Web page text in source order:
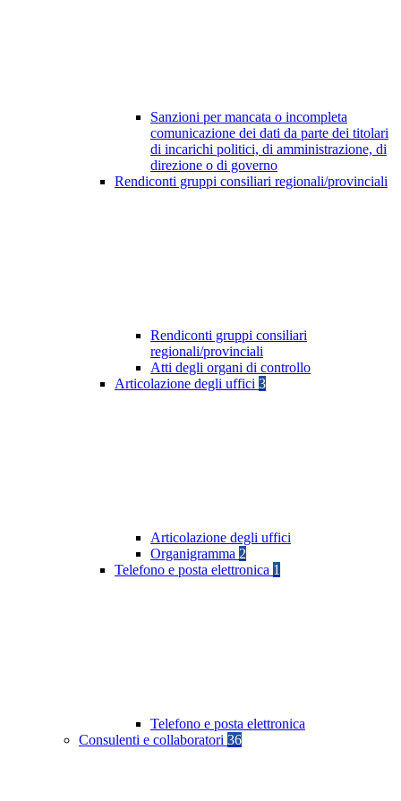
Sanzioni per mancata o incompleta
comunicazione dei dati da parte dei titolari
di incarichi politici, di amministrazione, di
direzione o di governo
Rendiconti gruppi consiliari regionali/provinciali
Rendiconti gruppi consiliari
regionali/provinciali
Atti degli organi di controllo
Articolazione degli uffici 3
Articolazione degli uffici
Organigramma 2
Telefono e posta elettronica 1
Telefono e posta elettronica
Consulenti e collaboratori 36